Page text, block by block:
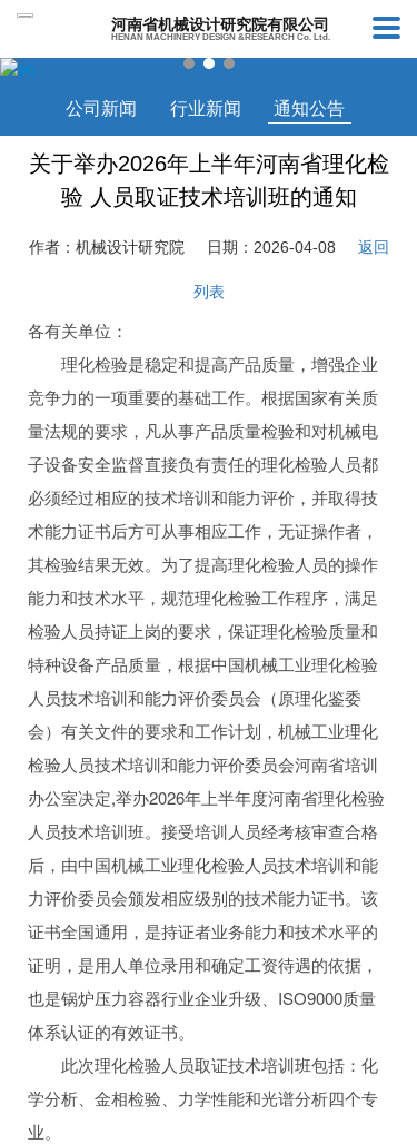
河南省机械设计研究院有限公司
HENAN MACHINERY DESIGN &RESEARCH Co. Ltd.
公司新闻 行业新闻 通知公告
关于举办2026年上半年河南省理化检
验 人员取证技术培训班的通知
作者：机械设计研究院 日期：2026-04-08 返回
列表
各有关单位：
理化检验是稳定和提高产品质量，增强企业
竞争力的一项重要的基础工作。根据国家有关质
量法规的要求，凡从事产品质量检验和对机械电
子设备安全监督直接负有责任的理化检验人员都
必须经过相应的技术培训和能力评价，并取得技
术能力证书后方可从事相应工作，无证操作者，
其检验结果无效。为了提高理化检验人员的操作
能力和技术水平，规范理化检验工作程序，满足
检验人员持证上岗的要求，保证理化检验质量和
特种设备产品质量，根据中国机械工业理化检验
人员技术培训和能力评价委员会（原理化鉴委
会）有关文件的要求和工作计划，机械工业理化
检验人员技术培训和能力评价委员会河南省培训
办公室决定,举办2026年上半年度河南省理化检验
人员技术培训班。接受培训人员经考核审查合格
后，由中国机械工业理化检验人员技术培训和能
力评价委员会颁发相应级别的技术能力证书。该
证书全国通用，是持证者业务能力和技术水平的
证明，是用人单位录用和确定工资待遇的依据，
也是锅炉压力容器行业企业升级、ISO9000质量
体系认证的有效证书。
此次理化检验人员取证技术培训班包括：化
学分析、金相检验、力学性能和光谱分析四个专
业。